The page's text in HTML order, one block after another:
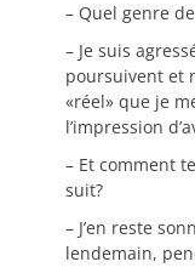
– Quel genre
– Je suis
poursuivent et
«réel» que je
l’impression
– Et comment
suit?
– J’en reste
lendemain,